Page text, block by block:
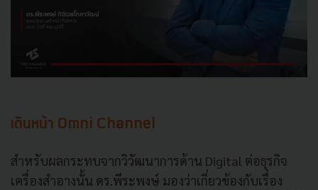
เดินหน้า Omni Channel
สำหรับผลกระทบจากวิวัฒนาการด้าน Digital ต่อธุรกิจ
เครื่องสำอางนั้น ดร.พีระพงษ์ มองว่าเกี่ยวข้องกับเรื่อง